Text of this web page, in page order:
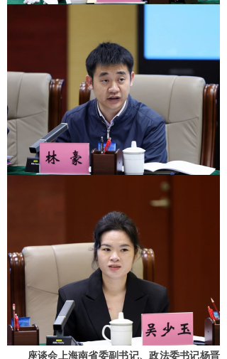
座谈会上海南省委副书记、政法委书记杨晋